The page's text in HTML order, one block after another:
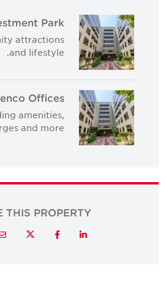
Park
attractions
and lifestyle.
Offices
amenities,
and more.
THIS PROPERTY
LinkedIn
Facebook
Twitter